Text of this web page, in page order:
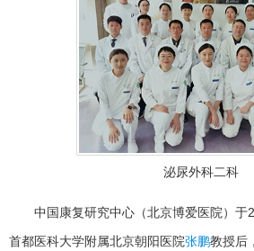
泌尿外科二科
中国康复研究中心（北京博爱医院）于
首都医科大学附属北京朝阳医院张鹏教授后